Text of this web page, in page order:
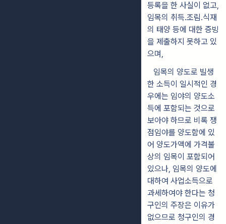
등록을 한 사실이 없고,
임목의 취득․조림․식재
의 태양 등에 대한 증빙
을 제출하지 못하고 있
으며,
임목의 양도로 빌생
한 소득이 일시적인 경
우에는 임야의 양도소
득에 포함되는 것으로
보아야 하므로 비록 쟁
점임야를 양도함에 있
어 양도가액에 가격불
상의 임목이 포함되어
있으나, 임목의 양도에
대하여 사업소득으로
과세하여야 한다는 청
구인의 주장은 이유가
없으므로 청구인의 경